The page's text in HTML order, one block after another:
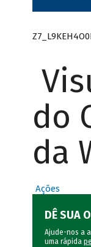
do
da
Ações
DÊ SUA
Ajude-nos a
uma rápida